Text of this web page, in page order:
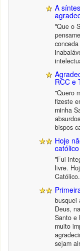
A
"Que o
RCC e
"Quero
fizeste
minha
bispos
Hoje
católico
"Fui
livre.
busquei
Deus,
Santo e
muito
sejam